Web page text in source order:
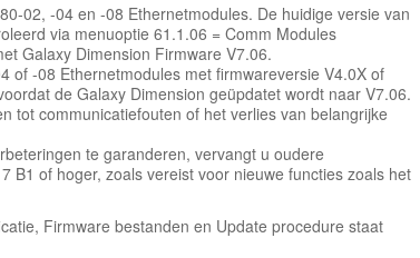
02, -04 en -08 Ethernetmodules. De huidige versie van
via menuoptie 61.1.06 = Comm Modules
Galaxy Dimension Firmware V7.06.
of -08 Ethernetmodules met firmwareversie V4.0X of
de Galaxy Dimension geüpdatet wordt naar V7.06.
tot communicatiefouten of het verlies van belangrijke
te garanderen, vervangt u oudere
B1 of hoger, zoals vereist voor nieuwe functies zoals het
Firmware bestanden en Update procedure staat